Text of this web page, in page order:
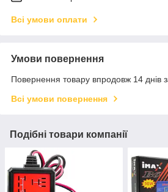
Всі умови оплати
Умови повернення
Повернення товару впродовж 14 днів
Всі умови повернення
Подібні товари компанії